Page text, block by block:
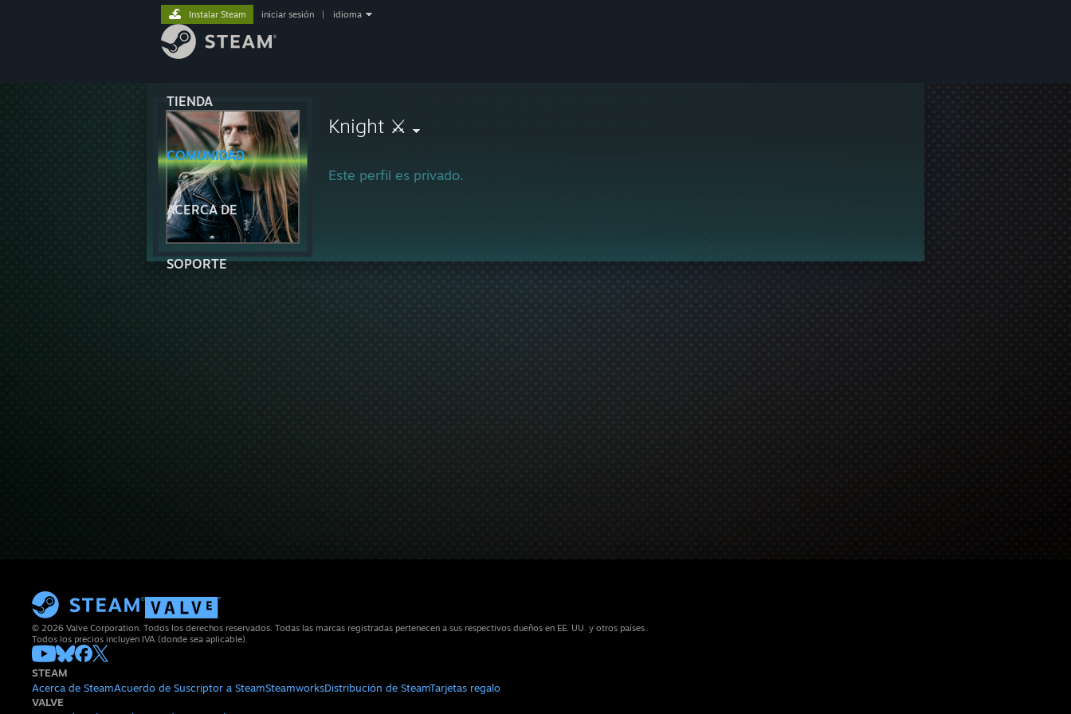
TIENDA
COMUNIDAD
ACERCA DE
SOPORTE
Instalar Steam iniciar sesión idioma
Knight ⚔
Este perfil es privado.
© 2026 Valve Corporation. Todos los derechos reservados. Todas las marcas registradas pertenecen a sus respectivos dueños en EE. UU. y otros países.
Todos los precios incluyen IVA (donde sea aplicable).
STEAM
Acerca de SteamAcuerdo de Suscriptor a SteamSteamworksDistribución de SteamTarjetas regalo
VALVE